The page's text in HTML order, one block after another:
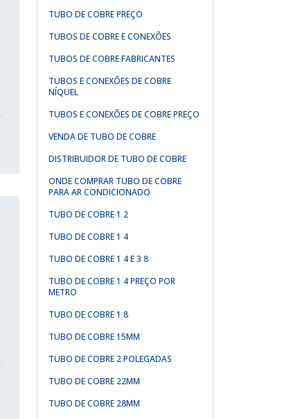
TUBO DE COBRE PREÇO
TUBOS DE COBRE E CONEXÕES
TUBOS DE COBRE FABRICANTES
TUBOS E CONEXÕES DE COBRE
NÍQUEL
TUBOS E CONEXÕES DE COBRE PREÇO
VENDA DE TUBO DE COBRE
DISTRIBUIDOR DE TUBO DE COBRE
ONDE COMPRAR TUBO DE COBRE
PARA AR CONDICIONADO
TUBO DE COBRE 1 2
TUBO DE COBRE 1 4
TUBO DE COBRE 1 4 E 3 8
TUBO DE COBRE 1 4 PREÇO POR
METRO
TUBO DE COBRE 1 8
TUBO DE COBRE 15MM
TUBO DE COBRE 2 POLEGADAS
TUBO DE COBRE 22MM
TUBO DE COBRE 28MM